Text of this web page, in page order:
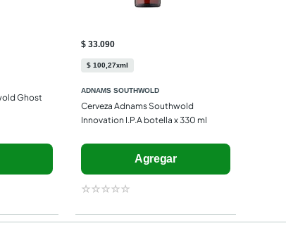
Ghost
$ 33.090
$ 100, 27xml
ADNAMS SOUTHWOLD
Cerveza Adnams Southwold
Innovation I.P.A botella x 330 ml
Agregar
☆☆☆☆☆